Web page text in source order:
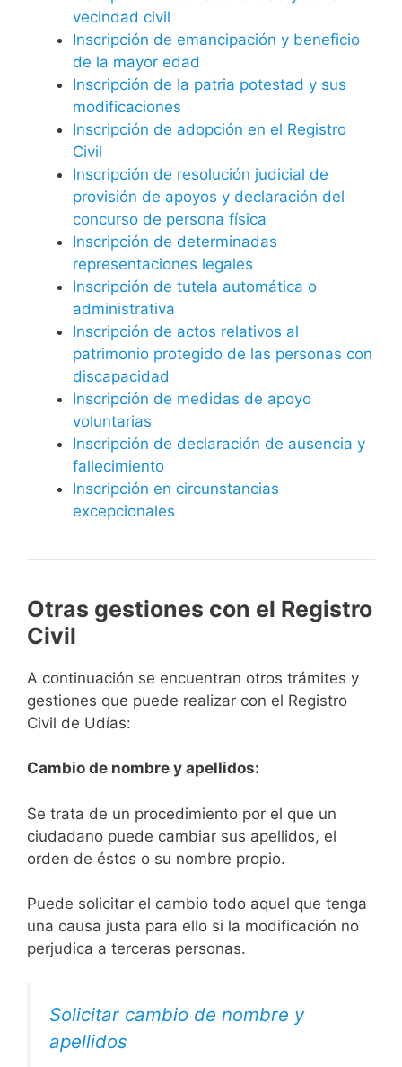
vecindad civil
Inscripción de emancipación y beneficio
de la mayor edad
Inscripción de la patria potestad y sus
modificaciones
Inscripción de adopción en el Registro
Civil
Inscripción de resolución judicial de
provisión de apoyos y declaración del
concurso de persona física
Inscripción de determinadas
representaciones legales
Inscripción de tutela automática o
administrativa
Inscripción de actos relativos al
patrimonio protegido de las personas con
discapacidad
Inscripción de medidas de apoyo
voluntarias
Inscripción de declaración de ausencia y
fallecimiento
Inscripción en circunstancias
excepcionales
Otras gestiones con el Registro
Civil
A continuación se encuentran otros trámites y
gestiones que puede realizar con el Registro
Civil de Udías:
Cambio de nombre y apellidos:
Se trata de un procedimiento por el que un
ciudadano puede cambiar sus apellidos, el
orden de éstos o su nombre propio.
Puede solicitar el cambio todo aquel que tenga
una causa justa para ello si la modificación no
perjudica a terceras personas.
Solicitar cambio de nombre y
apellidos